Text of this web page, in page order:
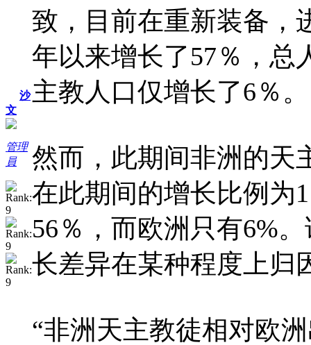
沙
文
管理
員
致，目前在重新装备，
年以来增长了57％，总
主教人口仅增长了6％。
然而，此期间非洲的天
在此期间的增长比例为
56％，而欧洲只有6%
长差异在某种程度上归
“非洲天主教徒相对欧